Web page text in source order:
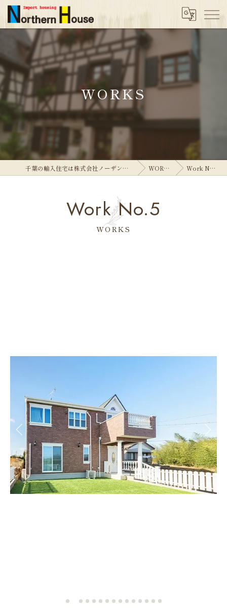
WORKS
千葉の輸入住宅は株式会社ノーザンハウス WORKS Work No.5
WORKS
Work No.5